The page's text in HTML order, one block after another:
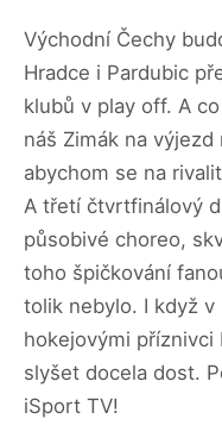
Východní Čechy
Hradce i Pardubic
klubů v play off. A
náš Zimák na
abychom se na
A třetí čtvrtfinálový
působivé choreo,
toho špičkování
tolik nebylo. I když
hokejovými příznivci
slyšet docela dost.
iSport TV!